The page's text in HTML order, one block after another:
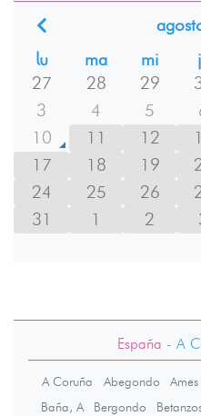
lu
ma mi
27
28 29
3
4 5
10
11 12
17
18 19
24
25 26
31
1 2
España - A
A Coruña Abegondo Ames
Baña, A
Bergondo